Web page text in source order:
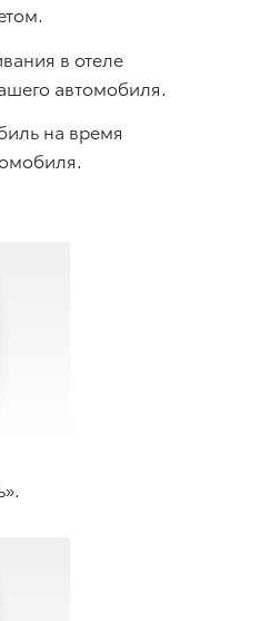
в отеле
автомобиля.
на время